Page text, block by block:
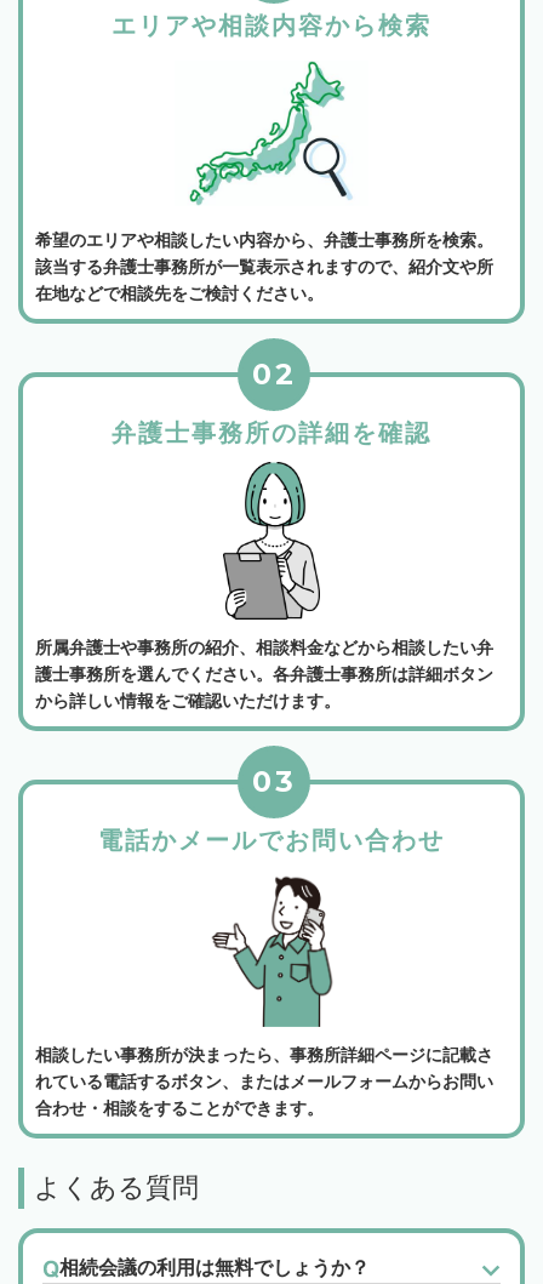
エリアや相談内容から検索
希望のエリアや相談したい内容から、弁護士事務所を検索。
該当する弁護士事務所が一覧表示されますので、紹介文や所
在地などで相談先をご検討ください。
弁護士事務所の詳細を確認
02
所属弁護士や事務所の紹介、相談料金などから相談したい弁
護士事務所を選んでください。各弁護士事務所は詳細ボタン
から詳しい情報をご確認いただけます。
電話かメールでお問い合わせ
03
相談したい事務所が決まったら、事務所詳細ページに記載さ
れている電話するボタン、またはメールフォームからお問い
合わせ・相談をすることができます。
よくある質問
相続会議の利用は無料でしょうか？